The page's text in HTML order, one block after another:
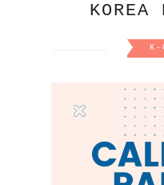
KOREA
K-